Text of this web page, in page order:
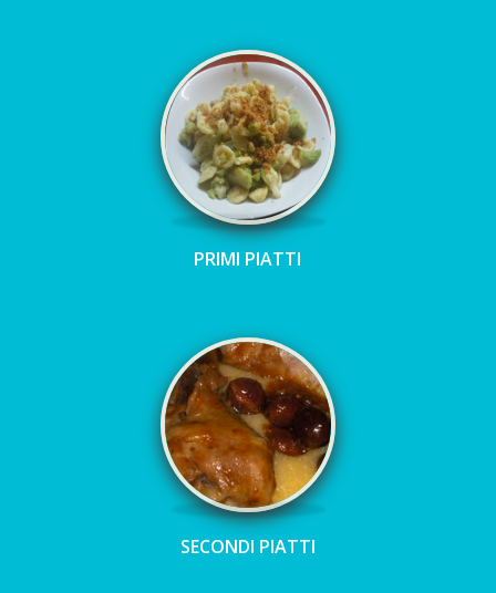
PRIMI PIATTI
SECONDI PIATTI